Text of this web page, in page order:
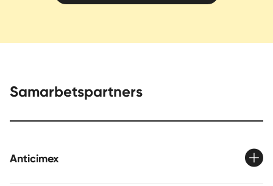
Samarbetspartners
Anticimex